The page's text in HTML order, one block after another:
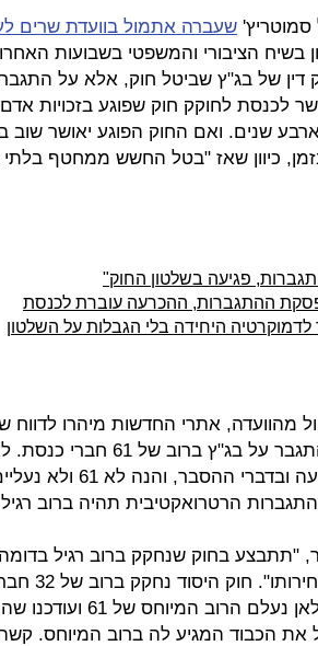
שעברה אתמול בוועדת שרים
בשיח הציבורי והמשפטי בשבועות
של בג"ץ שביטל חוק, אלא על
לכנסת לחוקק חוק שפוגע בזכויות
שנים. ואם החוק הפוגע יאושר שוב
כיוון שאז "בטל החשש ממחטף בלתי
פגיעה בשלטון החוק"
ההתגברות, ההכרעה עוברת לכנסת
היחידה בלי הגבלות על השלטון
מהוועדה, אתרי החדשות מיהרו לדווח
ההתגברות שאושרה מאפשרת להתגבר על בג"ץ ברוב של
שדיווחו, מיהרו הכתבים לעיין בהצעה
הרטרואקטיבית תהיה ברוב רגיל
בחוק שנחקק ברוב רגיל בדומה
שבו נחקק חוק־יסוד:
נגד 21. הכתבים מיהרו להתעניין לאן נעלם הרוב
הכבוד המגיע לה ברוב המיוחס.